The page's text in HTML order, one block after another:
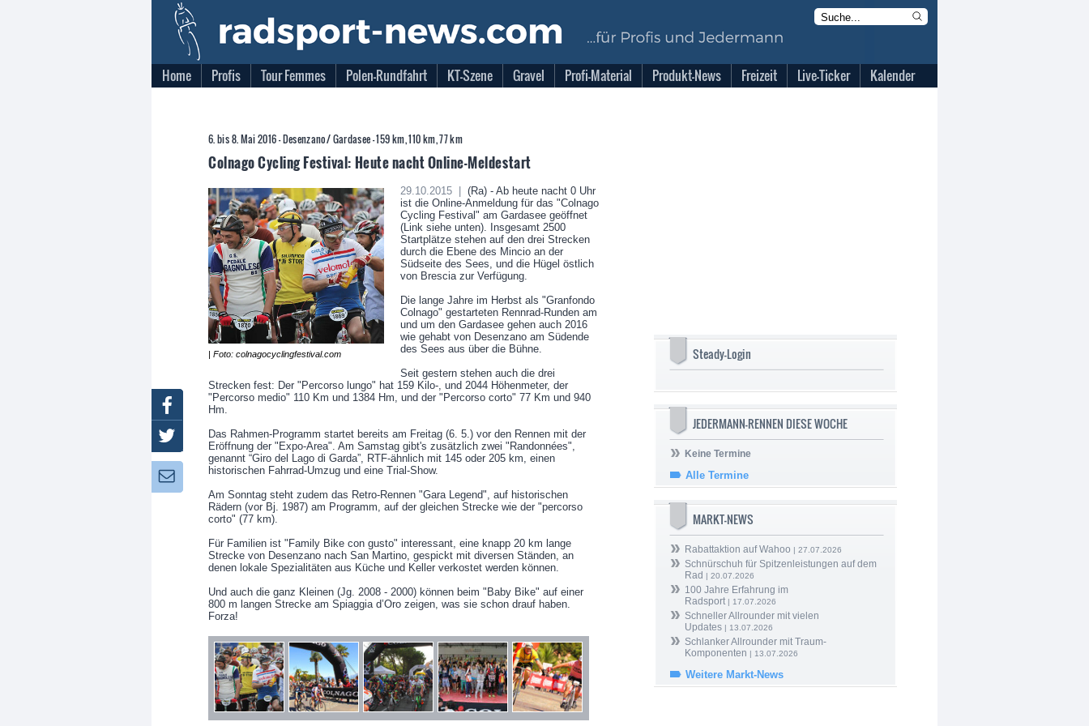
Home Profis Tour Femmes Polen-Rundfahrt KT-Szene Gravel Profi-Material Produkt-News Freizeit Live-Ticker Kalender
6. bis 8. Mai 2016 - Desenzano/ Gardasee - 159 km, 110 km, 77 km
Colnago Cycling Festival: Heute nacht Online-Meldestart
| Foto: colnagocyclingfestival.com
29.10.2015 |
(Ra) - Ab heute nacht 0 Uhr
ist die Online-Anmeldung für das "Colnago
Cycling Festival" am Gardasee geöffnet
(Link siehe unten). Insgesamt 2500
Startplätze stehen auf den drei Strecken
durch die Ebene des Mincio an der
Südseite des Sees, und die Hügel östlich
von Brescia zur Verfügung.
Die lange Jahre im Herbst als "Granfondo
Colnago" gestarteten Rennrad-Runden am
und um den Gardasee gehen auch 2016
wie gehabt von Desenzano am Südende
des Sees aus über die Bühne.
Seit gestern stehen auch die drei
Strecken fest: Der "Percorso lungo" hat 159 Kilo-, und 2044 Höhenmeter, der
"Percorso medio" 110 Km und 1384 Hm, und der "Percorso corto" 77 Km und 940
Hm.
Das Rahmen-Programm startet bereits am Freitag (6. 5.) vor den Rennen mit der
Eröffnung der "Expo-Area". Am Samstag gibt's zusätzlich zwei "Randonnées",
genannt “Giro del Lago di Garda”, RTF-ähnlich mit 145 oder 205 km, einen
historischen Fahrrad-Umzug und eine Trial-Show.
Am Sonntag steht zudem das Retro-Rennen "Gara Legend", auf historischen
Rädern (vor Bj. 1987) am Programm, auf der gleichen Strecke wie der "percorso
corto" (77 km).
Für Familien ist "Family Bike con gusto" interessant, eine knapp 20 km lange
Strecke von Desenzano nach San Martino, gespickt mit diversen Ständen, an
denen lokale Spezialitäten aus Küche und Keller verkostet werden können.
Und auch die ganz Kleinen (Jg. 2008 - 2000) können beim "Baby Bike" auf einer
800 m langen Strecke am Spiaggia d’Oro zeigen, was sie schon drauf haben.
Forza!
Steady-Login
JEDERMANN-RENNEN DIESE WOCHE
Keine Termine
Alle Termine
MARKT-NEWS
Rabattaktion auf Wahoo | 27.07.2026
Schnürschuh für Spitzenleistungen auf dem
Rad | 20.07.2026
100 Jahre Erfahrung im
Radsport| 17.07.2026
Schneller Allrounder mit vielen
Updates | 13.07.2026
Schlanker Allrounder mit Traum-
Komponenten | 13.07.2026
Weitere Markt-News
Facebook
Twitter
Newsletter: